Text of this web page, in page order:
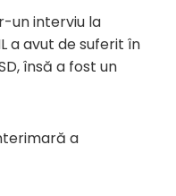
un interviu la
a avut de suferit în
însă a fost un
a